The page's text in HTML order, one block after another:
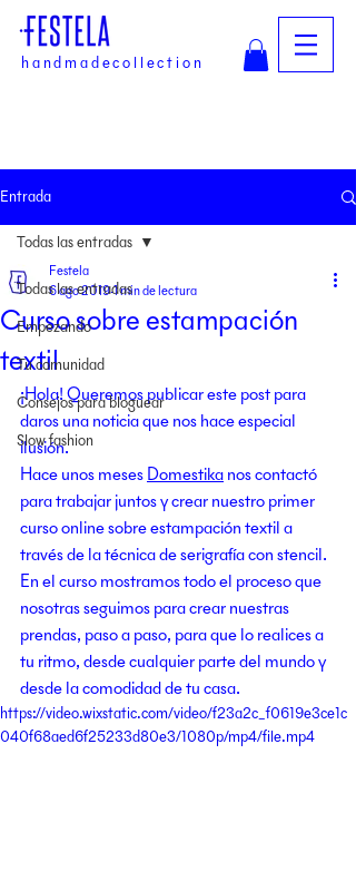
handmadecollection
Entrada
Todas las entradas
Empezando
Tu comunidad
Consejos para bloguear
Slow fashion
Todas las entradas
Curso sobre estampación
textil
Festela
6 ago 2019 1 min de lectura
¡Hola! Queremos publicar este post para
daros una noticia que nos hace especial
ilusión.
Hace unos meses Domestika nos contactó
para trabajar juntos y crear nuestro primer
curso online sobre estampación textil a
través de la técnica de serigrafía con stencil.
En el curso mostramos todo el proceso que
nosotras seguimos para crear nuestras
prendas, paso a paso, para que lo realices a
tu ritmo, desde cualquier parte del mundo y
desde la comodidad de tu casa.
https://video.wixstatic.com/video/f23a2c_f0619e3ce1c
040f68aed6f25233d80e3/1080p/mp4/file.mp4